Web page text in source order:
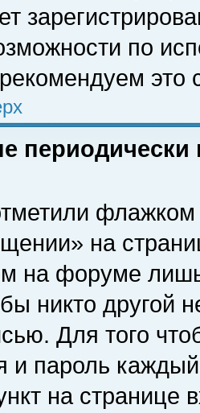
по
это
флажком
на
на форуме
никто другой
Для того
и пароль
на